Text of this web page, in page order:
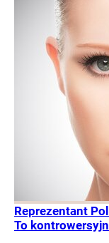
Reprezentant
To